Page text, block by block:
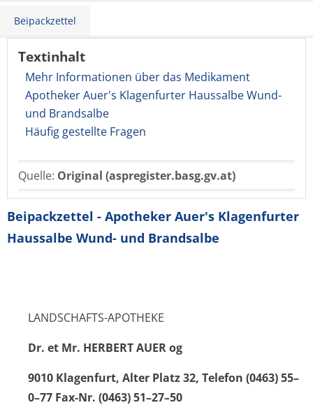
Beipackzettel
Textinhalt
Mehr Informationen über das Medikament
Apotheker Auer's Klagenfurter Haussalbe Wund-
und Brandsalbe
Häufig gestellte Fragen
Quelle: Original (aspregister.basg.gv.at)
Beipackzettel - Apotheker Auer's Klagenfurter
Haussalbe Wund- und Brandsalbe
LANDSCHAFTS-APOTHEKE
Dr. et Mr. HERBERT AUER og
9010 Klagenfurt, Alter Platz 32, Telefon (0463) 55–
0–77 Fax-Nr. (0463) 51–27–50